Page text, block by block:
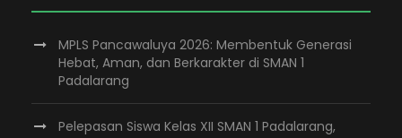
MPLS Pancawaluya 2026: Membentuk Generasi
Hebat, Aman, dan Berkarakter di SMAN 1
Padalarang
Pelepasan Siswa Kelas XII SMAN 1 Padalarang,